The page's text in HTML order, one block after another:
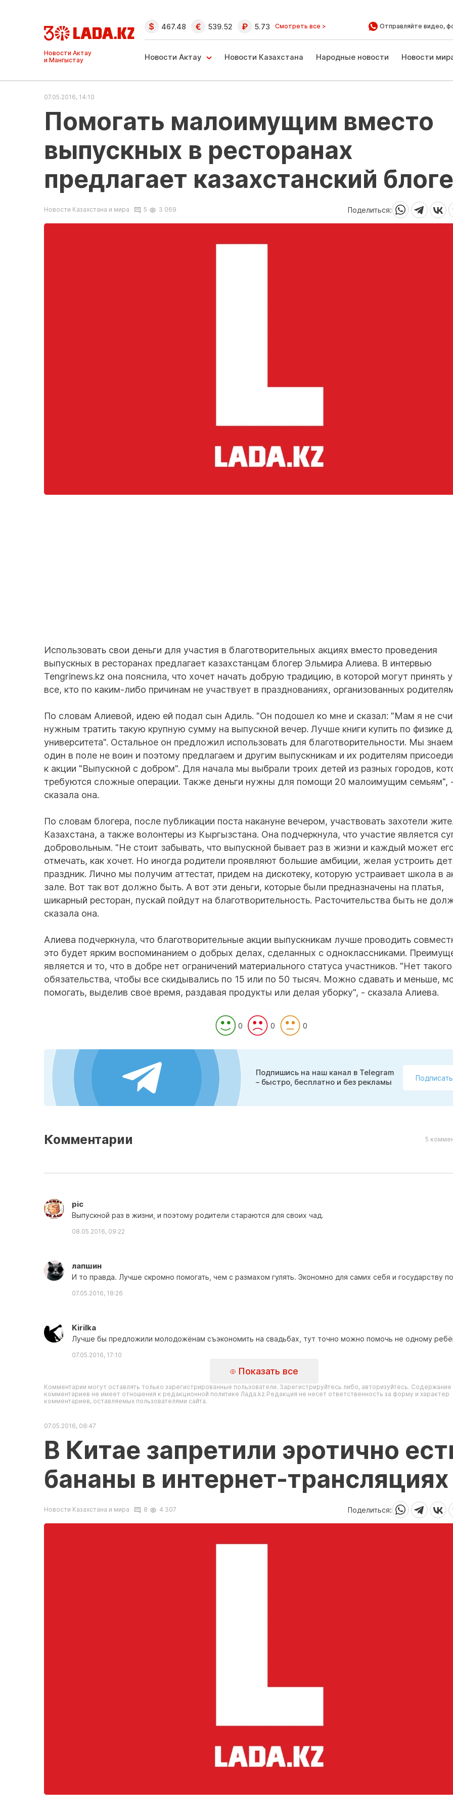
Ақтау және
Манғыстау
жаңалықтары
467.48 539.52 5.73 Смотреть все > Отправляйте видео,
Новости Актау Новости Казахстана Народные новости Новости
07.05.2016, 14:10
Помогать малоимущим вместо
выпускных в ресторанах
предлагает казахстанский
Новости Казахстана и мира 5 3 069 Поделиться:
Использовать свои деньги для участия в благотворительных акциях вместо проведения
выпускных в ресторанах предлагает казахстанцам блогер Эльмира Алиева. В интервью
Tengrinews.kz она пояснила, что хочет начать добрую традицию, в которой могут принять
все, кто по каким-либо причинам не участвует в празднованиях, организованных
По словам Алиевой, идею ей подал сын Адиль. "Он подошел ко мне и сказал: "Мам я не
нужным тратить такую крупную сумму на выпускной вечер. Лучше книги купить по физике
университета". Остальное он предложил использовать для благотворительности. Мы
один в поле не воин и поэтому предлагаем и другим выпускникам и их родителям
к акции "Выпускной с добром". Для начала мы выбрали троих детей из разных городов,
требуются сложные операции. Также деньги нужны для помощи 20 малоимущим семьям",
сказала она.
По словам блогера, после публикации поста накануне вечером, участвовать захотели
Казахстана, а также волонтеры из Кыргызстана. Она подчеркнула, что участие является
добровольным. "Не стоит забывать, что выпускной бывает раз в жизни и каждый может
отмечать, как хочет. Но иногда родители проявляют большие амбиции, желая устроить
праздник. Лично мы получим аттестат, придем на дискотеку, которую устраивает школа в
зале. Вот так вот должно быть. А вот эти деньги, которые были предназначены на платья,
шикарный ресторан, пускай пойдут на благотворительность. Расточительства быть не
сказала она.
Алиева подчеркнула, что благотворительные акции выпускникам лучше проводить
это будет ярким воспоминанием о добрых делах, сделанных с одноклассниками.
является и то, что в добре нет ограничений материального статуса участников. "Нет такого
обязательства, чтобы все скидывались по 15 или по 50 тысяч. Можно сдавать и меньше,
помогать, выделив свое время, раздавая продукты или делая уборку", - сказала Алиева.
0 0 0
Подпишись на наш канал в Telegram
– быстро, бесплатно и без рекламы
Комментарии 5
pic
Выпускной раз в жизни, и поэтому родители стараются для своих чад.
08.05.2016, 09:22
лапшин
И то правда. Лучше скромно помогать, чем с размахом гулять. Экономно для самих себя и государству
07.05.2016, 18:26
Kirilka
Лучше бы предложили молодожёнам съэкономить на свадьбах, тут точно можно помочь не одному
07.05.2016, 17:10
Показать все
Комментарии могут оставлять только зарегистрированные пользователи. Зарегистрируйтесь либо, авторизуйтесь. Содержание
комментариев не имеет отношения к редакционной политике Лада.kz.Редакция не несет ответственность за форму и характер
комментариев, оставляемых пользователями сайта.
07.05.2016, 08:47
В Китае запретили эротично
бананы в интернет-трансляциях
Новости Казахстана и мира 8 4 307 Поделиться: